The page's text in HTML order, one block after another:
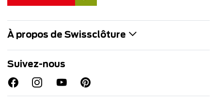
À propos de Swissclôture
Suivez-nous